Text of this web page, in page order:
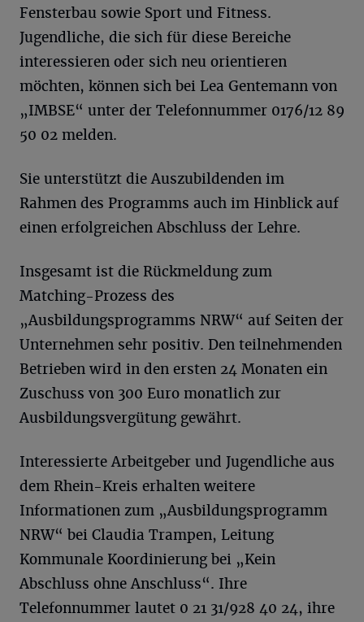
Fensterbau sowie Sport und Fitness.
Jugendliche, die sich für diese Bereiche
interessieren oder sich neu orientieren
möchten, können sich bei Lea Gentemann von
„IMBSE“ unter der Telefonnummer 0176/12 89
50 02 melden.
Sie unterstützt die Auszubildenden im
Rahmen des Programms auch im Hinblick auf
einen erfolgreichen Abschluss der Lehre.
Insgesamt ist die Rückmeldung zum
Matching-Prozess des
„Ausbildungsprogramms NRW“ auf Seiten der
Unternehmen sehr positiv. Den teilnehmenden
Betrieben wird in den ersten 24 Monaten ein
Zuschuss von 300 Euro monatlich zur
Ausbildungsvergütung gewährt.
Interessierte Arbeitgeber und Jugendliche aus
dem Rhein-Kreis erhalten weitere
Informationen zum „Ausbildungsprogramm
NRW“ bei Claudia Trampen, Leitung
Kommunale Koordinierung bei „Kein
Abschluss ohne Anschluss“. Ihre
Telefonnummer lautet 0 21 31/928 40 24, ihre